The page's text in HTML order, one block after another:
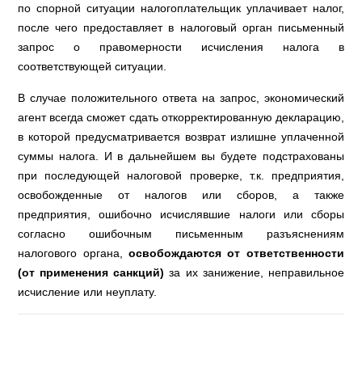
по спорной ситуации налогоплательщик уплачивает налог,
после чего предоставляет в налоговый орган письменный
запрос о правомерности исчисления налога в
соответствующей ситуации.
В случае положительного ответа на запрос, экономический
агент всегда сможет сдать откорректированную декларацию,
в которой предусматривается возврат излишне уплаченной
суммы налога. И в дальнейшем вы будете подстрахованы
при последующей налоговой проверке, т.к. предприятия,
освобожденные от налогов или сборов, а также
предприятия, ошибочно исчислявшие налоги или сборы
согласно ошибочным письменным разъяснениям
налогового органа, освобождаются от ответственности
(от применения санкций) за их занижение, неправильное
исчисление или неуплату.